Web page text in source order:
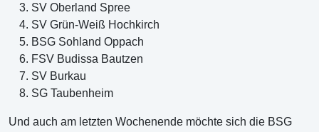
SV Oberland Spree
SV Grün-Weiß Hochkirch
BSG Sohland Oppach
FSV Budissa Bautzen
SV Burkau
SG Taubenheim
Und auch am letzten Wochenende möchte sich die BSG